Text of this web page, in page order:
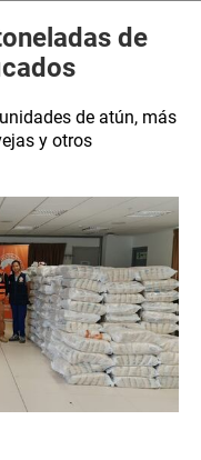
de
de atún, más
y otros